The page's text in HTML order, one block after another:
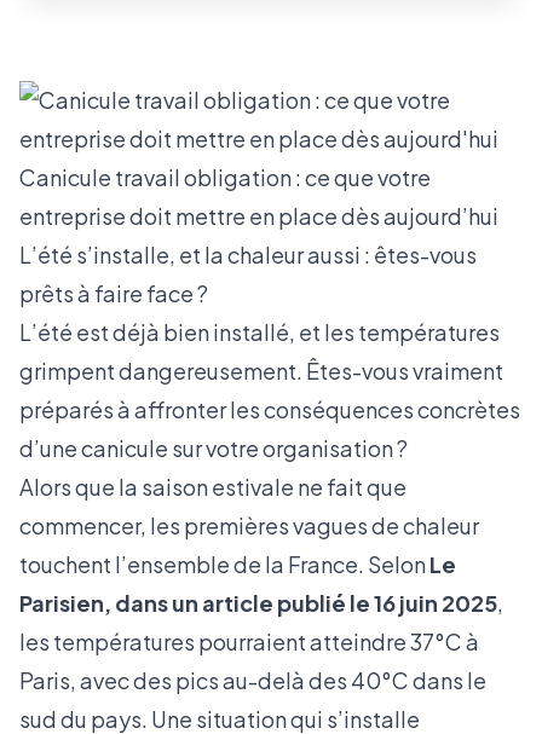
Canicule travail obligation : ce que votre
entreprise doit mettre en place dès aujourd’hui
L’été s’installe, et la chaleur aussi : êtes-vous
prêts à faire face ?
L’été est déjà bien installé, et les températures
grimpent dangereusement. Êtes-vous vraiment
préparés à affronter les conséquences concrètes
d’une canicule sur votre organisation ?
Alors que la saison estivale ne fait que
commencer, les premières vagues de chaleur
touchent l’ensemble de la France. SelonLe
Parisien, dans un article publié le 16 juin 2025,
les températures pourraient atteindre 37°C à
Paris, avec des pics au-delà des 40°C dans le
sud du pays. Une situation qui s’installe